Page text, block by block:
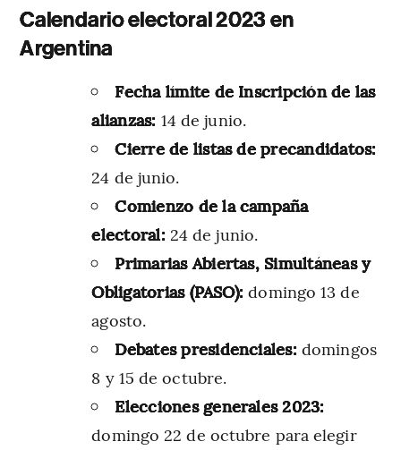
Calendario electoral 2023 en
Argentina
Fecha límite de Inscripción de las
alianzas: 14 de junio.
Cierre de listas de precandidatos:
24 de junio.
Comienzo de la campaña
electoral: 24 de junio.
Primarias Abiertas, Simultáneas y
Obligatorias (PASO): domingo 13 de
agosto.
Debates presidenciales: domingos
8 y 15 de octubre.
Elecciones generales 2023:
domingo 22 de octubre para elegir